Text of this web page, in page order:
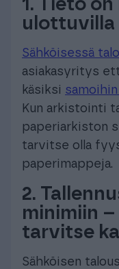
1. Tieto on
ulottuvilla
Sähköisessä
asiakasyritys
käsiksi
Kun arkistointi
paperiarkiston
tarvitse olla
paperimappeja.
2.
minimiin
tarvitse
Sähköisen